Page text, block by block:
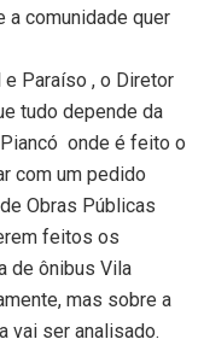
a comunidade quer
Paraíso , o Diretor
tudo depende da
onde é feito o
com um pedido
Obras Públicas
feitos os
de ônibus Vila
mas sobre a
vai ser analisado.